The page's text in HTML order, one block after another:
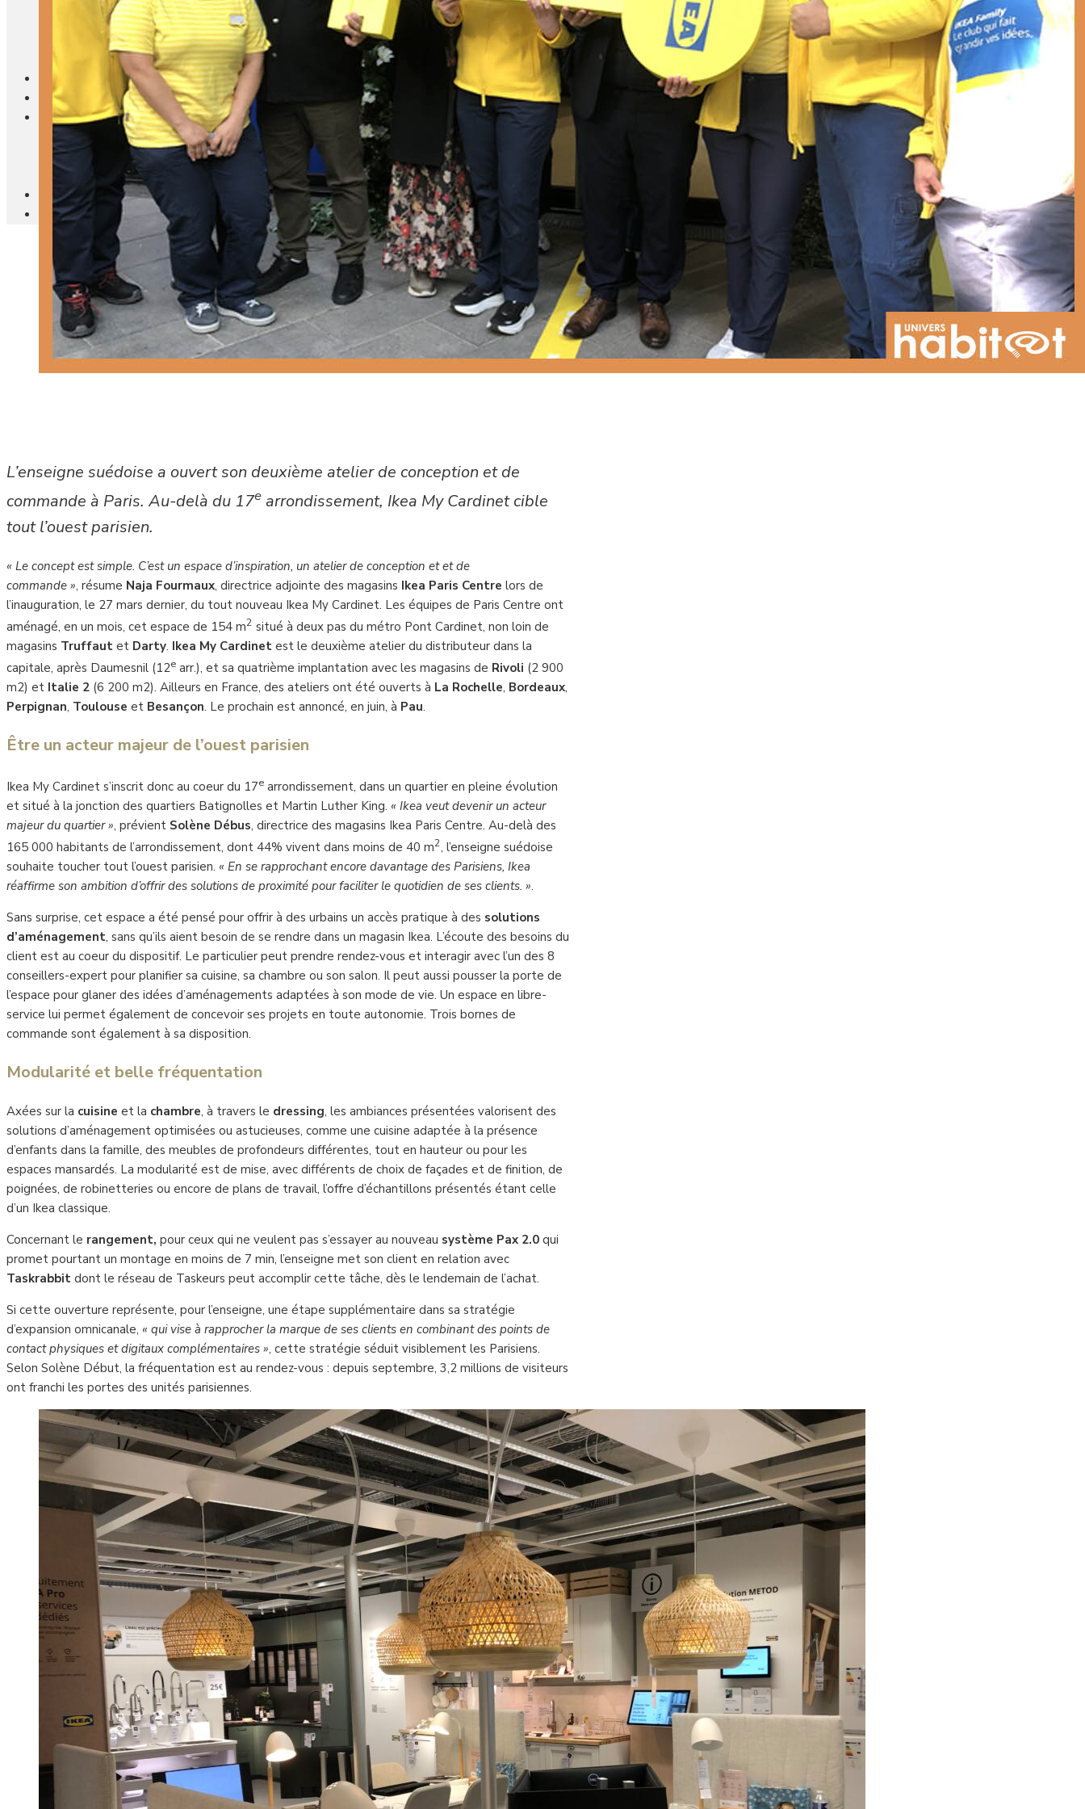
Mobilier
Cuisine
Brico Jardin
Agenda
Newsletter
Nos autres titres
Faire Savoir Faire
Univers Made in France
Qui sommes-nous
Contact
L’enseigne suédoise a ouvert son deuxième atelier de conception et de
commande à Paris. Au-delà du 17e arrondissement, Ikea My Cardinet cible
tout l’ouest parisien.
« Le concept est simple. C’est un espace d’inspiration, un atelier de conception et et de
commande », résume Naja Fourmaux, directrice adjointe des magasins Ikea Paris Centre lors de
l’inauguration, le 27 mars dernier, du tout nouveau Ikea My Cardinet. Les équipes de Paris Centre ont
aménagé, en un mois, cet espace de 154 m2 situé à deux pas du métro Pont Cardinet, non loin de
magasins Truffaut et Darty. Ikea My Cardinet est le deuxième atelier du distributeur dans la
capitale, après Daumesnil (12e arr.), et sa quatrième implantation avec les magasins de Rivoli (2 900
m2) et Italie 2 (6 200 m2). Ailleurs en France, des ateliers ont été ouverts à La Rochelle, Bordeaux,
Perpignan, Toulouse et Besançon. Le prochain est annoncé, en juin, à Pau.
Être un acteur majeur de l’ouest parisien
Ikea My Cardinet s’inscrit donc au coeur du 17e arrondissement, dans un quartier en pleine évolution
et situé à la jonction des quartiers Batignolles et Martin Luther King. « Ikea veut devenir un acteur
majeur du quartier », prévient Solène Débus, directrice des magasins Ikea Paris Centre. Au-delà des
165 000 habitants de l’arrondissement, dont 44% vivent dans moins de 40 m2, l’enseigne suédoise
souhaite toucher tout l’ouest parisien. « En se rapprochant encore davantage des Parisiens, Ikea
réaffirme son ambition d’offrir des solutions de proximité pour faciliter le quotidien de ses clients. ».
Sans surprise, cet espace a été pensé pour offrir à des urbains un accès pratique à des solutions
d’aménagement, sans qu’ils aient besoin de se rendre dans un magasin Ikea. L’écoute des besoins du
client est au coeur du dispositif. Le particulier peut prendre rendez-vous et interagir avec l’un des 8
conseillers-expert pour planifier sa cuisine, sa chambre ou son salon. Il peut aussi pousser la porte de
l’espace pour glaner des idées d’aménagements adaptées à son mode de vie. Un espace en libre-
service lui permet également de concevoir ses projets en toute autonomie. Trois bornes de
commande sont également à sa disposition.
Modularité et belle fréquentation
Axées sur la cuisine et la chambre, à travers le dressing, les ambiances présentées valorisent des
solutions d’aménagement optimisées ou astucieuses, comme une cuisine adaptée à la présence
d’enfants dans la famille, des meubles de profondeurs différentes, tout en hauteur ou pour les
espaces mansardés. La modularité est de mise, avec différents de choix de façades et de finition, de
poignées, de robinetteries ou encore de plans de travail, l’offre d’échantillons présentés étant celle
d’un Ikea classique.
Concernant le rangement, pour ceux qui ne veulent pas s’essayer au nouveau système Pax 2.0 qui
promet pourtant un montage en moins de 7 min, l’enseigne met son client en relation avec
Taskrabbit dont le réseau de Taskeurs peut accomplir cette tâche, dès le lendemain de l’achat.
Si cette ouverture représente, pour l’enseigne, une étape supplémentaire dans sa stratégie
d’expansion omnicanale, « qui vise à rapprocher la marque de ses clients en combinant des points de
contact physiques et digitaux complémentaires », cette stratégie séduit visiblement les Parisiens.
Selon Solène Début, la fréquentation est au rendez-vous : depuis septembre, 3,2 millions de visiteurs
ont franchi les portes des unités parisiennes.